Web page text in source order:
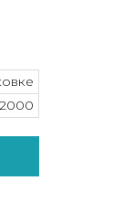
2000